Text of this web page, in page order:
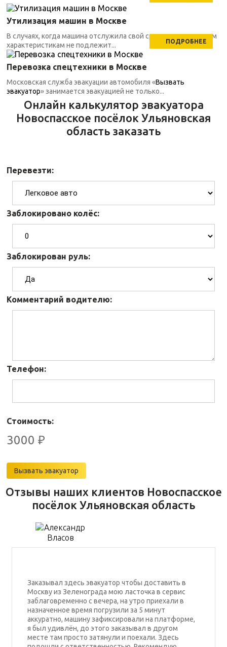
Утилизация машин в Москве
В случаях, когда машина отслужила свой срок, по техническим
характеристикам не подлежит...
ПОДРОБНЕЕ
Перевозка спецтехники в Москве
Московская служба эвакуации автомобиля «Вызвать
эвакуатор» занимается эвакуацией не только...
Онлайн калькулятор эвакуатора
Новоспасское посёлок Ульяновская
область заказать
Перевезти:
Заблокировано колёс:
Заблокирован руль:
Комментарий водителю:
Телефон:
Стоимость:
3000 ₽
Вызвать эвакуатор
Отзывы наших клиентов Новоспасское
посёлок Ульяновская область
Заказывал здесь эвакуатор чтобы доставить в
Москву из Зеленограда мою ласточка в сервис
заблаговременно с вечера, на утро приехали в
назначенное время погрузили за 5 минут
аккуратно, машину зафиксировали на платформе,
я был удивлён, до этого заказывал в другом
месте там просто затянули и поехали. Здесь